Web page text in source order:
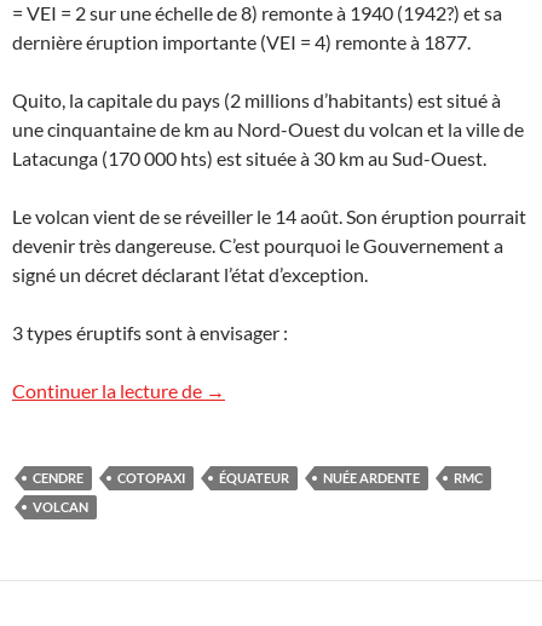
= VEI = 2 sur une échelle de 8) remonte à 1940 (1942?) et sa
dernière éruption importante (VEI = 4) remonte à 1877.
Quito, la capitale du pays (2 millions d’habitants) est situé à
une cinquantaine de km au Nord-Ouest du volcan et la ville de
Latacunga (170 000 hts) est située à 30 km au Sud-Ouest.
Le volcan vient de se réveiller le 14 août. Son éruption pourrait
devenir très dangereuse. C’est pourquoi le Gouvernement a
signé un décret déclarant l’état d’exception.
3 types éruptifs sont à envisager :
Continuer la lecture de Éruption du Cotopaxi en Équateur
→
CENDRE COTOPAXI ÉQUATEUR NUÉE ARDENTE
RMC
VOLCAN